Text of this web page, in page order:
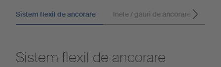
Sistem flexil de ancorare Inele / gauri de ancorare
Sistem flexil de ancorare